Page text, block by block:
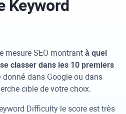
Keyword
mesure SEO montrant à quel
classer dans les 10 premiers
donné dans Google ou dans
cible de votre choix.
Difficulty le score est très